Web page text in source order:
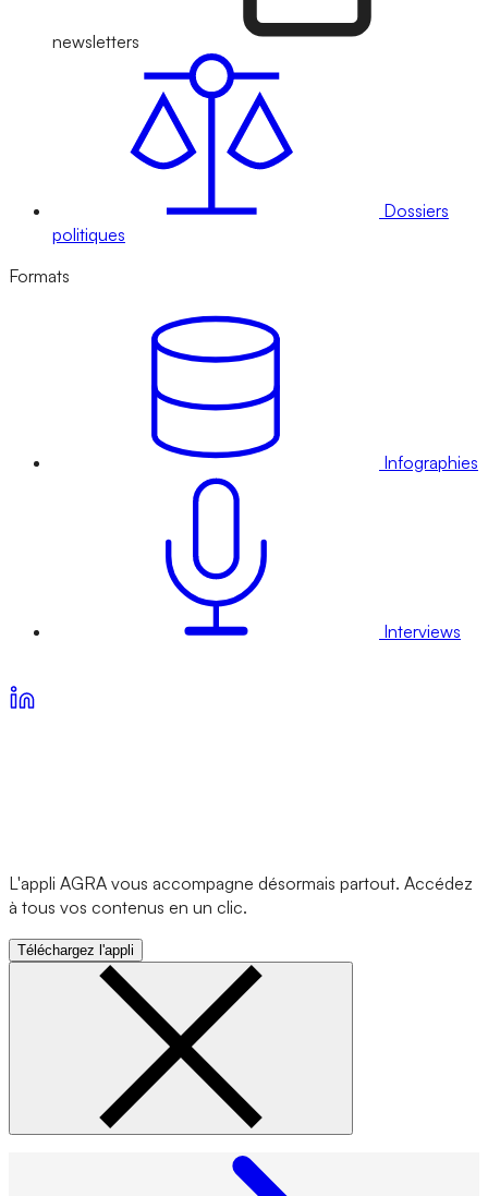
newsletters
Dossiers
politiques
Formats
Infographies
Interviews
L'appli AGRA vous accompagne désormais partout. Accédez
à tous vos contenus en un clic.
Téléchargez l'appli